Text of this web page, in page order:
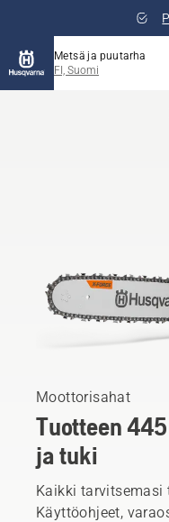
Metsä ja puutarha
FI, Suomi
Moottorisahat
Tuotteen
ja tuki
Kaikki tarvitsemasi
Käyttöohjeet,